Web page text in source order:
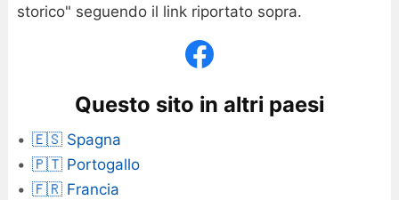
storico" seguendo il link riportato sopra.
Questo sito in altri paesi
🇪🇸 Spagna
🇵🇹 Portogallo
🇫🇷 Francia